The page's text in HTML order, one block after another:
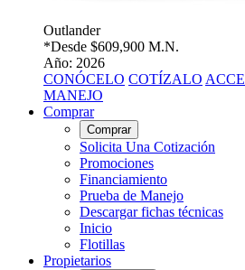
Outlander
*Desde $609,900 M.N.
Año: 2026
CONÓCELO COTÍZALO
MANEJO
Comprar
Comprar
Solicita Una Cotización
Promociones
Financiamiento
Prueba de Manejo
Descargar fichas técnicas
Inicio
Flotillas
Propietarios